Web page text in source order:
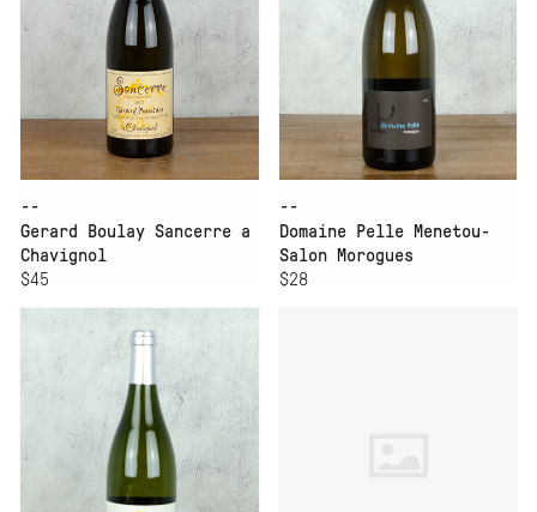
--
Gerard Boulay Sancerre a
Chavignol
$45
--
Domaine Pelle Menetou-
Salon Morogues
$28